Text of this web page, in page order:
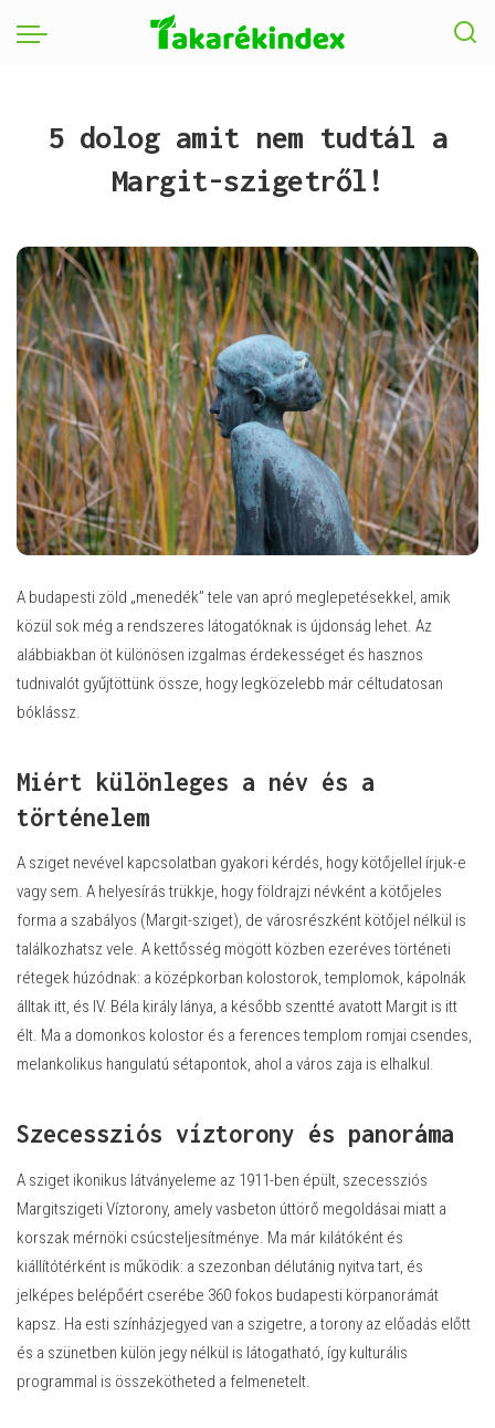
5 dolog amit nem tudtál a
Margit-szigetről!
A budapesti zöld „menedék” tele van apró meglepetésekkel, amik
közül sok még a rendszeres látogatóknak is újdonság lehet. Az
alábbiakban öt különösen izgalmas érdekességet és hasznos
tudnivalót gyűjtöttünk össze, hogy legközelebb már céltudatosan
bóklássz.
Miért különleges a név és a
történelem
A sziget nevével kapcsolatban gyakori kérdés, hogy kötőjellel írjuk-e
vagy sem. A helyesírás trükkje, hogy földrajzi névként a kötőjeles
forma a szabályos (Margit-sziget), de városrészként kötőjel nélkül is
találkozhatsz vele. A kettősség mögött közben ezeréves történeti
rétegek húzódnak: a középkorban kolostorok, templomok, kápolnák
álltak itt, és IV. Béla király lánya, a később szentté avatott Margit is itt
élt. Ma a domonkos kolostor és a ferences templom romjai csendes,
melankolikus hangulatú sétapontok, ahol a város zaja is elhalkul.
Szecessziós víztorony és panoráma
A sziget ikonikus látványeleme az 1911-ben épült, szecessziós
Margitszigeti Víztorony, amely vasbeton úttörő megoldásai miatt a
korszak mérnöki csúcsteljesítménye. Ma már kilátóként és
kiállítótérként is működik: a szezonban délutánig nyitva tart, és
jelképes belépőért cserébe 360 fokos budapesti körpanorámát
kapsz. Ha esti színházjegyed van a szigetre, a torony az előadás előtt
és a szünetben külön jegy nélkül is látogatható, így kulturális
programmal is összekötheted a felmenetelt.